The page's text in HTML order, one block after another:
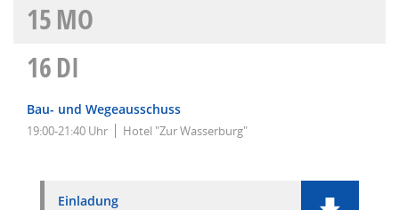
15MO
16DI
Bau- und Wegeausschuss
19:00-21:40 Uhr Hotel "Zur Wasserburg"
Einladung